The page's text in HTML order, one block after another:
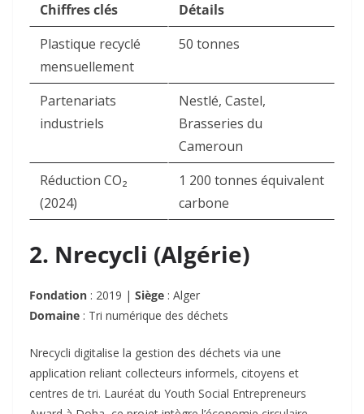
Chiffres clés
Détails
Plastique recyclé
mensuellement
50 tonnes
Partenariats
industriels
Nestlé, Castel,
Brasseries du
Cameroun
Réduction CO₂
(2024)
1 200 tonnes équivalent
carbone
2. Nrecycli (Algérie)
Fondation : 2019 | Siège : Alger
Domaine : Tri numérique des déchets
Nrecycli digitalise la gestion des déchets via une
application reliant collecteurs informels, citoyens et
centres de tri. Lauréat du Youth Social Entrepreneurs